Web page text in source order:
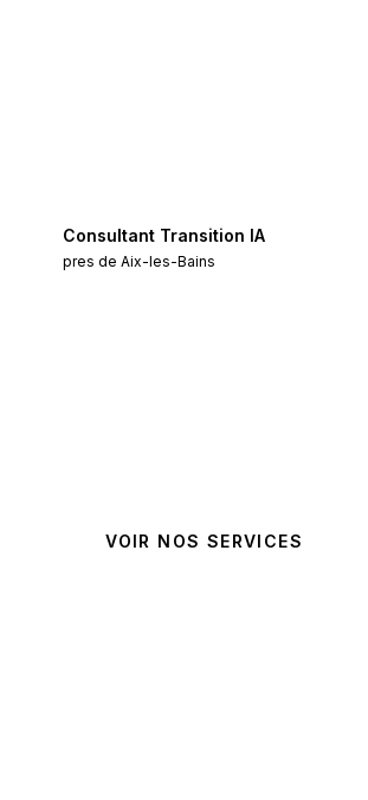
Consultant Transition IA
pres deAix-les-Bains
VOIR NOS SERVICES